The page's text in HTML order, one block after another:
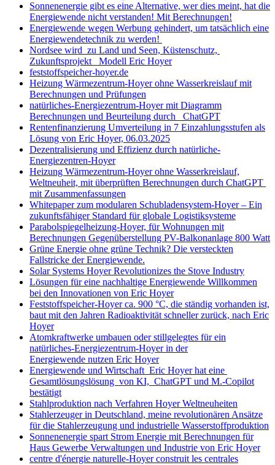
Sonnenenergie gibt es eine Alternative, wer dies meint, hat die
Energiewende nicht verstanden! Mit Berechnungen!
Energiewende wegen Werbung gehindert, um tatsächlich eine
Energiewendetechnik zu werden!
Nordsee wird zu Land und Seen, Küstenschutz,
Zukunftsprojekt Modell Eric Hoyer
feststoffspeicher-hoyer.de
Heizung Wärmezentrum-Hoyer ohne Wasserkreislauf mit
Berechnungen und Prüfungen
natürliches-Energiezentrum-Hoyer mit Diagramm
Berechnungen und Beurteilung durch ChatGPT
Rentenfinanzierung Umverteilung in 7 Einzahlungsstufen als
Lösung von Eric Hoyer, 06.03.2025
Dezentralisierung und Effizienz durch natürliche-
Energiezentren-Hoyer
Heizung Wärmezentrum-Hoyer ohne Wasserkreislauf,
Weltneuheit, mit überprüften Berechnungen durch ChatGPT
mit Zusammenfassungen
Whitepaper zum modularen Schubladensystem-Hoyer – Ein
zukunftsfähiger Standard für globale Logistiksysteme
Parabolspiegelheizung-Hoyer, für Wohnungen mit
Berechnungen Gegenüberstellung PV-Balkonanlage 800 Watt
Grüne Energie ohne grüne Technik? Die versteckten
Fallstricke der Energiewende.
Solar Systems Hoyer Revolutionizes the Stove Industry
Lösungen für eine nachhaltige Energiewende Willkommen
bei den Innovationen von Eric Hoyer
Feststoffspeicher-Hoyer ca. 900 °C, die ständig vorhanden ist,
baut mit den Jahren Radioaktivität schneller zurück, nach Eric
Hoyer
Atomkraftwerke umbauen oder stillgelegtes für ein
natürliches-Energiezentrum-Hoyer in der
Energiewende nutzen Eric Hoyer
Energiewende und Wirtschaft Eric Hoyer hat eine
Gesamtlösungslösung von KI, ChatGPT und M.-Copilot
bestätigt
Stahlproduktion nach Verfahren Hoyer Weltneuheiten
Stahlerzeuger in Deutschland, meine revolutionären Ansätze
für die Stahlerzeugung und industrielle Wasserstoffproduktion
Sonnenenergie spart Strom Energie mit Berechnungen für
Haus Gewerbe Verwaltungen und Industrie von Eric Hoyer
centre d'énergie naturelle-Hoyer construit les centrales